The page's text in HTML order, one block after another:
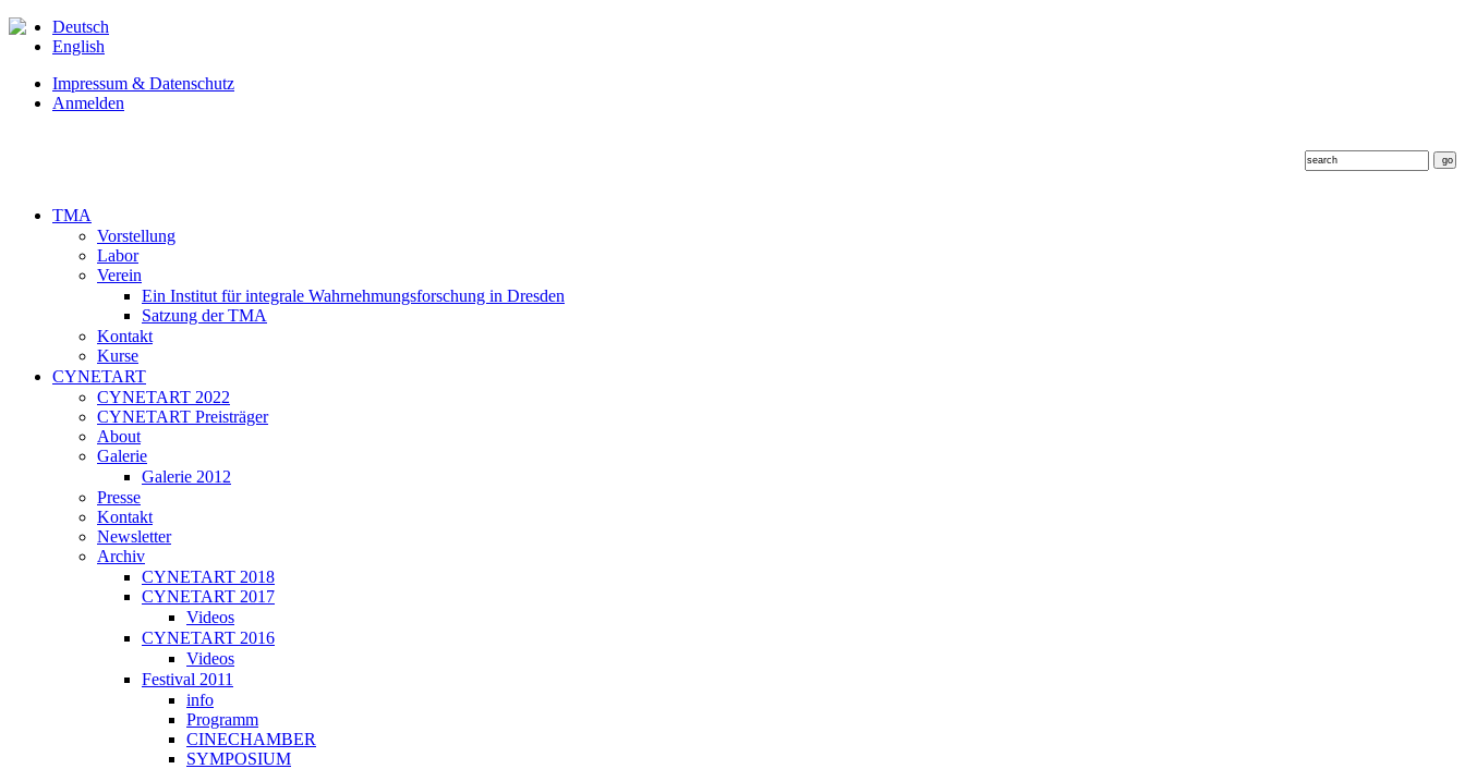
Deutsch
English
Impressum & Datenschutz
Anmelden
TMA
Vorstellung
Labor
Verein
Ein Institut für integrale Wahrnehmungsforschung in Dresden
Satzung der TMA
Kontakt
Kurse
CYNETART
CYNETART 2022
CYNETART Preisträger
About
Galerie
Galerie 2012
Presse
Kontakt
Newsletter
Archiv
CYNETART 2018
CYNETART 2017
Videos
CYNETART 2016
Videos
Festival 2011
info
Programm
CINECHAMBER
SYMPOSIUM